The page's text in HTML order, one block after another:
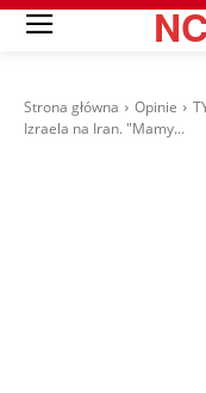
Strona główna Opinie
Izraela na Iran. "Mamy...